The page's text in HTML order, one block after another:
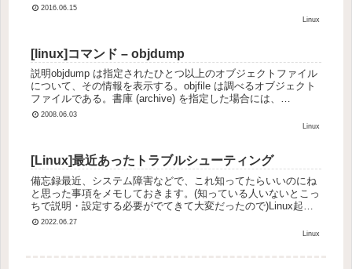
2016.06.15
Linux
[linux]コマンド – objdump
説明objdump は指定されたひとつ以上のオブジェクトファイル
について、その情報を表示する。objfile は調べるオブジェクト
ファイルである。書庫 (archive) を指定した場合には、
objdump は書庫のメンバーであるオブジェ...
2008.06.03
Linux
[Linux]最近あったトラブルシューティング
備忘録最近、システム障害などで、これ知ってたらいいのにね
と思った事項をメモしておきます。(知っている人いないとこっ
ちで説明・設定する必要がでてきて大変だったので)Linux起動
時にシェルを実行する方法systemd （今はinitじゃないん...
2022.06.27
Linux